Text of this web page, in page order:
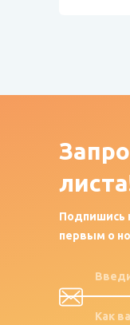
Подпишись
первым о